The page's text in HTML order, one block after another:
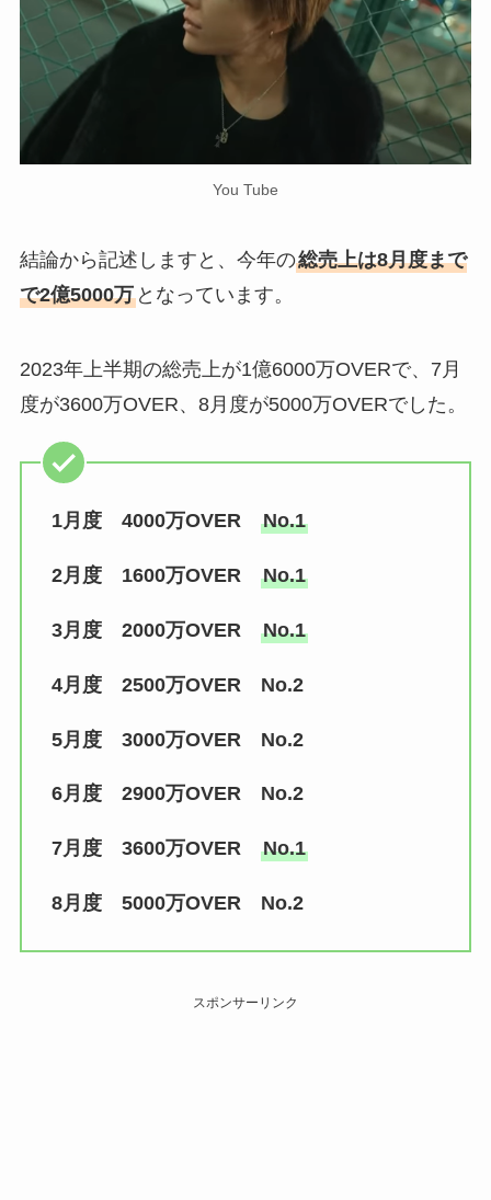
You Tube
結論から記述しますと、今年の総売上は8月度まで
で2億5000万となっています。
2023年上半期の総売上が1億6000万OVERで、7月
度が3600万OVER、8月度が5000万OVERでした。
1月度 4000万OVER No.1
2月度 1600万OVER No.1
3月度 2000万OVER No.1
4月度 2500万OVER No.2
5月度 3000万OVER No.2
6月度 2900万OVER No.2
7月度 3600万OVER No.1
8月度 5000万OVER No.2
スポンサーリンク